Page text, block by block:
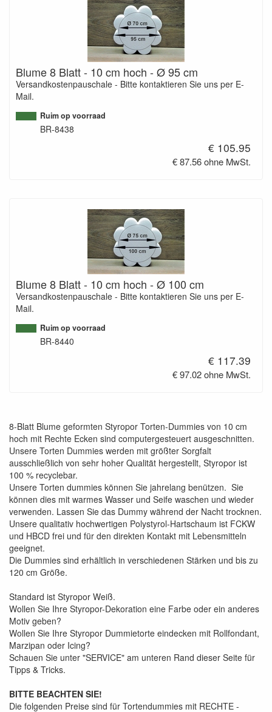
Blume 8 Blatt - 10 cm hoch - Ø 95 cm
Versandkostenpauschale - Bitte kontaktieren Sie uns per E-
Mail.
Ruim op voorraad
BR-8438
€ 105.95
€ 87.56 ohne MwSt.
Blume 8 Blatt - 10 cm hoch - Ø 100 cm
Versandkostenpauschale - Bitte kontaktieren Sie uns per E-
Mail.
Ruim op voorraad
BR-8440
€ 117.39
€ 97.02 ohne MwSt.
8-Blatt Blume geformten Styropor Torten-Dummies von 10 cm
hoch mit Rechte Ecken sind computergesteuert ausgeschnitten.
Unsere Torten Dummies werden mit größter Sorgfalt
ausschließlich von sehr hoher Qualität hergestellt, Styropor ist
100 % recyclebar.
Unsere Torten dummies können Sie jahrelang benützen. Sie
können dies mit warmes Wasser und Seife waschen und wieder
verwenden. Lassen Sie das Dummy während der Nacht trocknen.
Unsere qualitativ hochwertigen Polystyrol-Hartschaum ist FCKW
und HBCD frei und für den direkten Kontakt mit Lebensmitteln
geeignet.
Die Dummies sind erhältlich in verschiedenen Stärken und bis zu
120 cm Größe.
Standard ist Styropor Weiß.
Wollen Sie Ihre Styropor-Dekoration eine Farbe oder ein anderes
Motiv geben?
Wollen Sie Ihre Styropor Dummietorte eindecken mit Rollfondant,
Marzipan oder Icing?
Schauen Sie unter "SERVICE" am unteren Rand dieser Seite für
Tipps & Tricks.
BITTE BEACHTEN SIE!
Die folgenden Preise sind für Tortendummies mit RECHTE -